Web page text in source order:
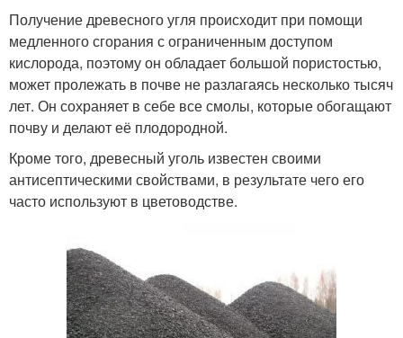
Получение древесного угля происходит при помощи
медленного сгорания с ограниченным доступом
кислорода, поэтому он обладает большой пористостью,
может пролежать в почве не разлагаясь несколько тысяч
лет. Он сохраняет в себе все смолы, которые обогащают
почву и делают её плодородной.
Кроме того, древесный уголь известен своими
антисептическими свойствами, в результате чего его
часто используют в цветоводстве.